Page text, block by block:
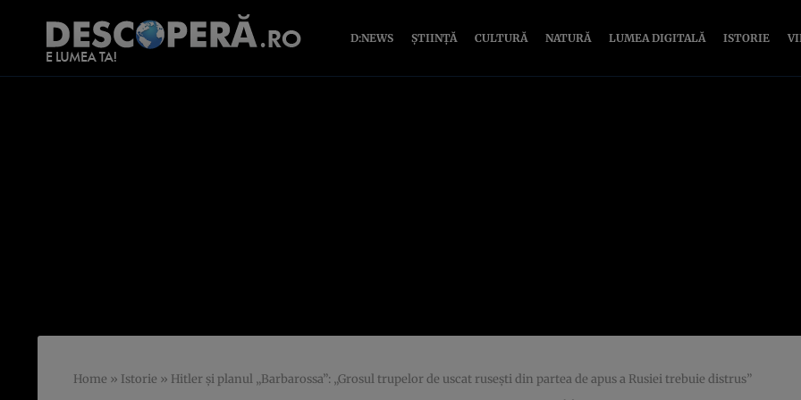
D:NEWS ȘTIINȚĂ CULTURĂ NATURĂ LUMEA DIGITALĂ ISTORIE
Home » Istorie » Hitler și planul „Barbarossa”: „Grosul trupelor de uscat rusești din partea de apus a Rusiei trebuie distrus”